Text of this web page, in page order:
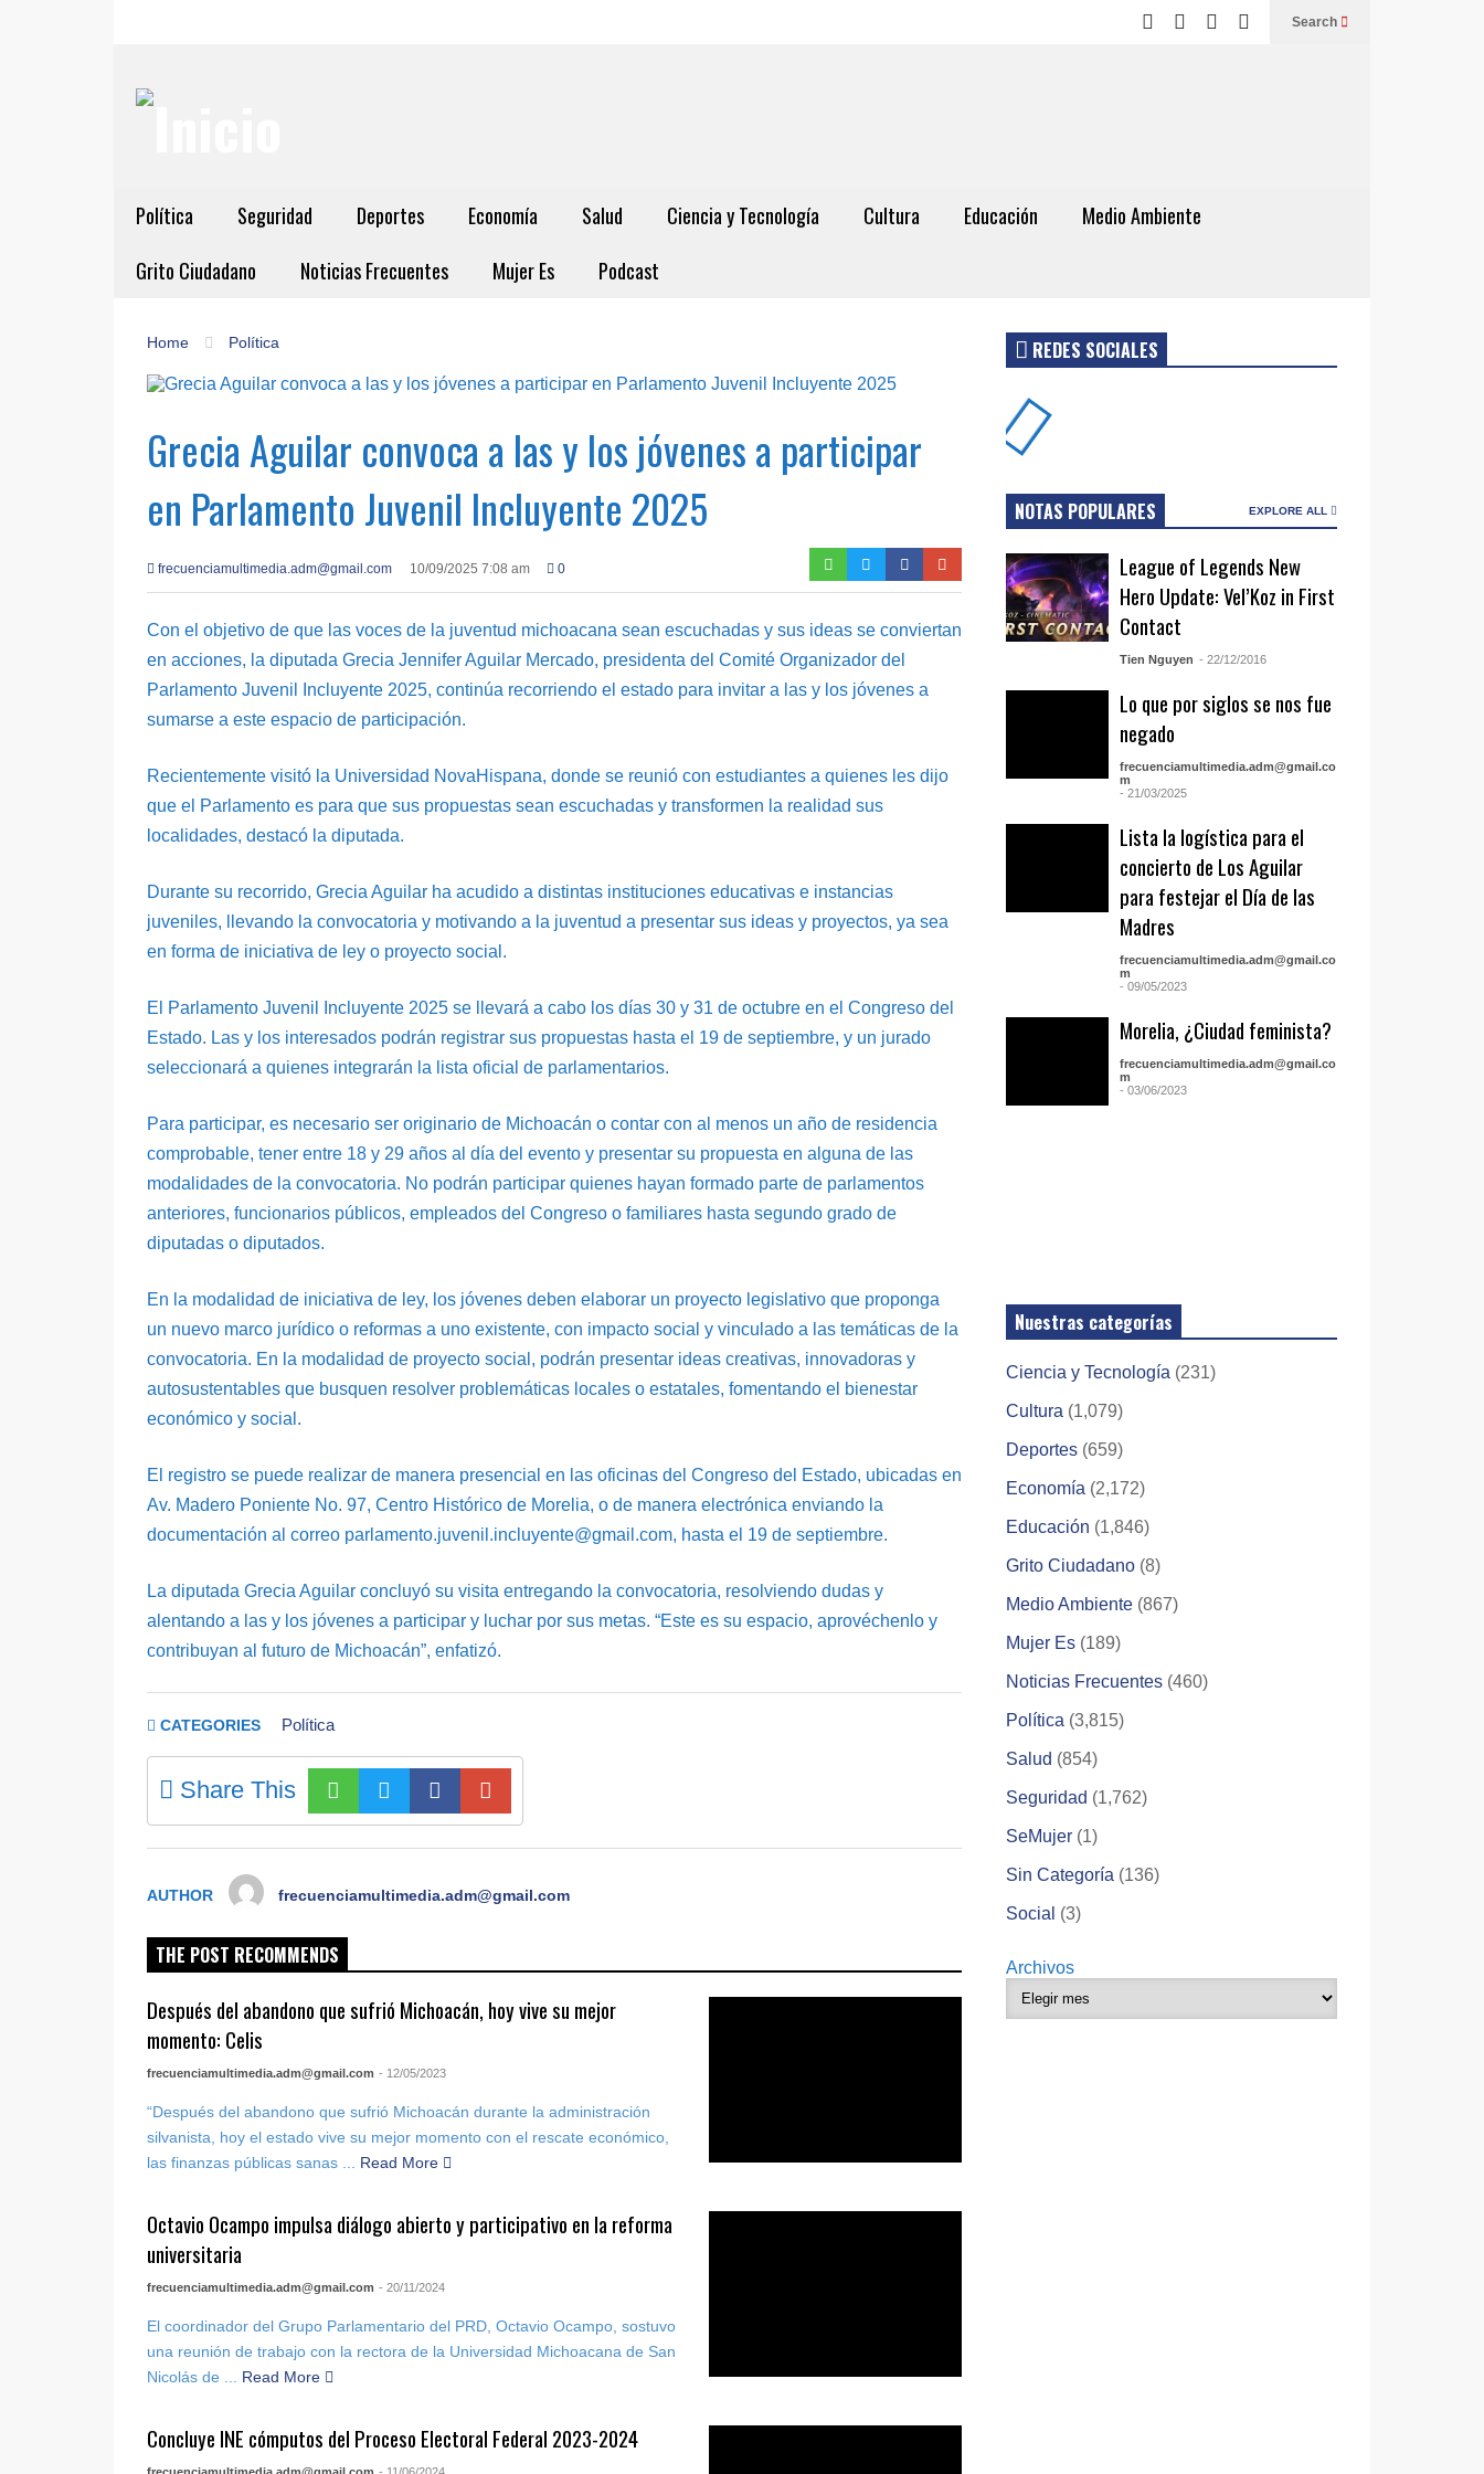
Search
Política Seguridad Deportes Economía Salud Ciencia y Tecnología Cultura Educación
Medio Ambiente
Grito Ciudadano
Noticias Frecuentes Mujer Es Podcast
Home Política
Grecia Aguilar convoca a las y los jóvenes a participar
en Parlamento Juvenil Incluyente 2025
frecuenciamultimedia.adm@gmail.com 10/09/2025 7:08 am 0
Con el objetivo de que las voces de la juventud michoacana sean escuchadas y sus ideas se conviertan
en acciones, la diputada Grecia Jennifer Aguilar Mercado, presidenta del Comité Organizador del
Parlamento Juvenil Incluyente 2025, continúa recorriendo el estado para invitar a las y los jóvenes a
sumarse a este espacio de participación.
Recientemente visitó la Universidad NovaHispana, donde se reunió con estudiantes a quienes les dijo
que el Parlamento es para que sus propuestas sean escuchadas y transformen la realidad sus
localidades, destacó la diputada.
Durante su recorrido, Grecia Aguilar ha acudido a distintas instituciones educativas e instancias
juveniles, llevando la convocatoria y motivando a la juventud a presentar sus ideas y proyectos, ya sea
en forma de iniciativa de ley o proyecto social.
El Parlamento Juvenil Incluyente 2025 se llevará a cabo los días 30 y 31 de octubre en el Congreso del
Estado. Las y los interesados podrán registrar sus propuestas hasta el 19 de septiembre, y un jurado
seleccionará a quienes integrarán la lista oficial de parlamentarios.
Para participar, es necesario ser originario de Michoacán o contar con al menos un año de residencia
comprobable, tener entre 18 y 29 años al día del evento y presentar su propuesta en alguna de las
modalidades de la convocatoria. No podrán participar quienes hayan formado parte de parlamentos
anteriores, funcionarios públicos, empleados del Congreso o familiares hasta segundo grado de
diputadas o diputados.
En la modalidad de iniciativa de ley, los jóvenes deben elaborar un proyecto legislativo que proponga
un nuevo marco jurídico o reformas a uno existente, con impacto social y vinculado a las temáticas de la
convocatoria. En la modalidad de proyecto social, podrán presentar ideas creativas, innovadoras y
autosustentables que busquen resolver problemáticas locales o estatales, fomentando el bienestar
económico y social.
El registro se puede realizar de manera presencial en las oficinas del Congreso del Estado, ubicadas en
Av. Madero Poniente No. 97, Centro Histórico de Morelia, o de manera electrónica enviando la
documentación al correo parlamento.juvenil.incluyente@gmail.com, hasta el 19 de septiembre.
La diputada Grecia Aguilar concluyó su visita entregando la convocatoria, resolviendo dudas y
alentando a las y los jóvenes a participar y luchar por sus metas. “Este es su espacio, aprovéchenlo y
contribuyan al futuro de Michoacán”, enfatizó.
CATEGORIES Política
Share This
AUTHOR frecuenciamultimedia.adm@gmail.com
THE POST RECOMMENDS
Después del abandono que sufrió Michoacán, hoy vive su mejor
momento: Celis
frecuenciamultimedia.adm@gmail.com - 12/05/2023
“Después del abandono que sufrió Michoacán durante la administración
silvanista, hoy el estado vive su mejor momento con el rescate económico,
las finanzas públicas sanas ...
Read More
Octavio Ocampo impulsa diálogo abierto y participativo en la reforma
universitaria
frecuenciamultimedia.adm@gmail.com - 20/11/2024
El coordinador del Grupo Parlamentario del PRD, Octavio Ocampo, sostuvo
una reunión de trabajo con la rectora de la Universidad Michoacana de San
Nicolás de ... Read More
Concluye INE cómputos del Proceso Electoral Federal 2023-2024
REDES SOCIALES
NOTAS POPULARES EXPLORE ALL
League of Legends New
Hero Update: Vel’Koz in First
Contact
Tien Nguyen - 22/12/2016
Lo que por siglos se nos fue
negado
frecuenciamultimedia.adm@gmail.co
m
- 21/03/2025
Lista la logística para el
concierto de Los Aguilar
para festejar el Día de las
Madres
frecuenciamultimedia.adm@gmail.co
m
- 09/05/2023
Morelia, ¿Ciudad feminista?
frecuenciamultimedia.adm@gmail.co
m
- 03/06/2023
Nuestras categorías
Ciencia y Tecnología (231)
Cultura (1,079)
Deportes (659)
Economía (2,172)
Educación (1,846)
Grito Ciudadano (8)
Medio Ambiente (867)
Mujer Es (189)
Noticias Frecuentes (460)
Política (3,815)
Salud (854)
Seguridad (1,762)
SeMujer (1)
Sin Categoría (136)
Social (3)
Archivos